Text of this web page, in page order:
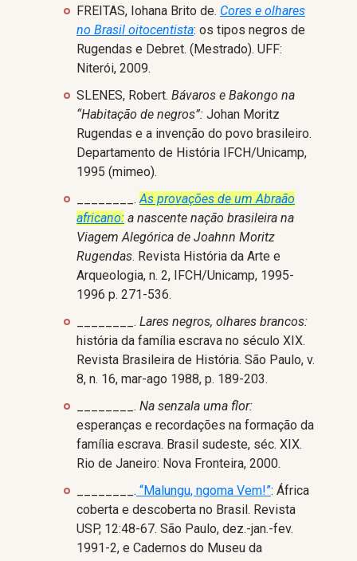
FREITAS, Iohana Brito de. Cores e olhares
no Brasil oitocentista: os tipos negros de
Rugendas e Debret. (Mestrado). UFF:
Niterói, 2009.
SLENES, Robert. Bávaros e Bakongo na
“Habitação de negros”: Johan Moritz
Rugendas e a invenção do povo brasileiro.
Departamento de História IFCH/Unicamp,
1995 (mimeo).
________.As provações de um Abraão
africano: a nascente nação brasileira na
Viagem Alegórica de Joahnn Moritz
Rugendas. Revista História da Arte e
Arqueologia, n. 2, IFCH/Unicamp, 1995-
1996 p. 271-536.
________. Lares negros, olhares brancos:
história da família escrava no século XIX.
Revista Brasileira de História. São Paulo, v.
8, n. 16, mar-ago 1988, p. 189-203.
________. Na senzala uma flor:
esperanças e recordações na formação da
família escrava. Brasil sudeste, séc. XIX.
Rio de Janeiro: Nova Fronteira, 2000.
________. “Malungu, ngoma Vem!”: África
coberta e descoberta no Brasil. Revista
USP, 12:48-67. São Paulo, dez.-jan.-fev.
1991-2, e Cadernos do Museu da